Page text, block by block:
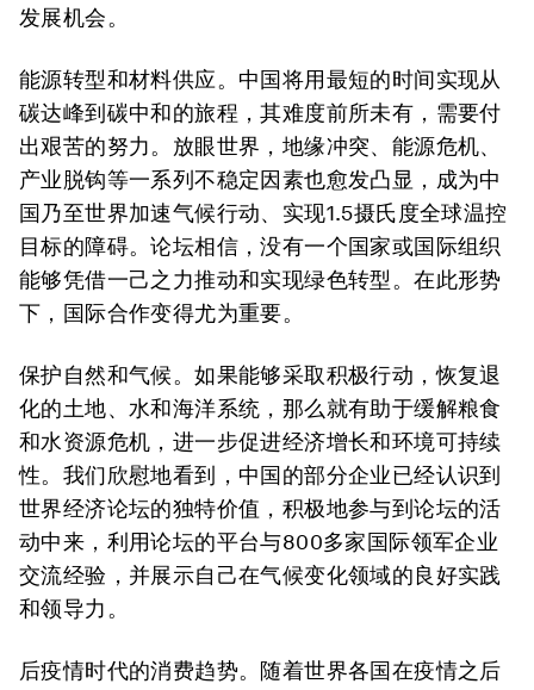
发展机会。
能源转型和材料供应。 中国将用最短的时间实现从
碳达峰到碳中和的旅程，其难度前所未有，需要付
出艰苦的努力。放眼世界，地缘冲突、能源危机、
产业脱钩等一系列不稳定因素也愈发凸显，成为中
国乃至世界加速气候行动、实现1.5摄氏度全球温控
目标的障碍。论坛相信，没有一个国家或国际组织
能够凭借一己之力推动和实现绿色转型。在此形势
下，国际合作变得尤为重要。
保护自然和气候。如果能够采取积极行动，恢复退
化的土地、水和海洋系统，那么就有助于缓解粮食
和水资源危机，进一步促进经济增长和环境可持续
性。我们欣慰地看到，中国的部分企业已经认识到
世界经济论坛的独特价值，积极地参与到论坛的活
动中来，利用论坛的平台与800多家国际领军企业
交流经验，并展示自己在气候变化领域的良好实践
和领导力。
后疫情时代的消费趋势。 随着世界各国在疫情之后